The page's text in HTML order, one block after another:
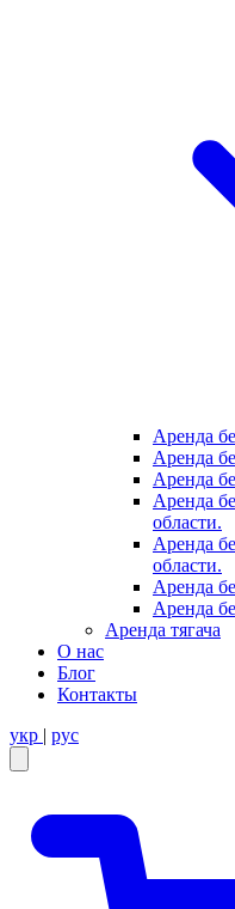
Аренда
Аренда
Аренда
Аренда
области.
Аренда
области.
Аренда
Аренда
Аренда тягача
О нас
Блог
Контакты
укр | рус